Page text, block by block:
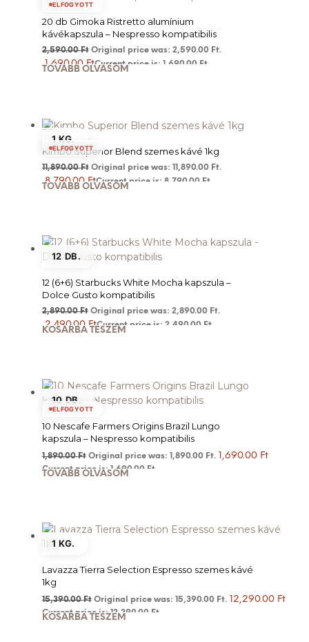
ELFOGYOTT
20 db Gimoka Ristretto alumínium
kávékapszula – Nespresso kompatibilis
2,590.00Ft Original price was: 2,590.00 Ft.
1,690.00FtCurrent price is: 1,690.00 Ft.
TOVÁBB OLVASOM
1 KG.
ELFOGYOTT
Kimbo Superior Blend szemes kávé 1kg
11,890.00Ft Original price was: 11,890.00 Ft.
8,790.00FtCurrent price is: 8,790.00 Ft.
TOVÁBB OLVASOM
12 DB.
12 (6+6) Starbucks White Mocha kapszula –
Dolce Gusto kompatibilis
2,890.00Ft Original price was: 2,890.00 Ft.
2,490.00 FtCurrent price is: 2,490.00 Ft.
KOSÁRBA TESZEM
10 DB.
ELFOGYOTT
10 Nescafe Farmers Origins Brazil Lungo
kapszula – Nespresso kompatibilis
1,890.00Ft Original price was: 1,890.00 Ft. 1,690.00 Ft
Current price is: 1,690.00 Ft.
TOVÁBB OLVASOM
1 KG.
Lavazza Tierra Selection Espresso szemes kávé
1kg
15,390.00Ft Original price was: 15,390.00 Ft. 12,290.00 Ft
Current price is: 12,290.00 Ft.
KOSÁRBA TESZEM